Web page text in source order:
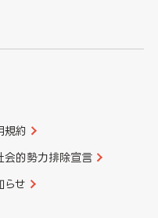
規約
会的勢力排除宣言
らせ